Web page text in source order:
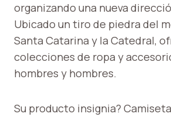
organizando una nueva
Ubicado un tiro de piedra del
Santa Catarina y la Catedral,
colecciones de ropa y
hombres y hombres.
Su producto insignia?